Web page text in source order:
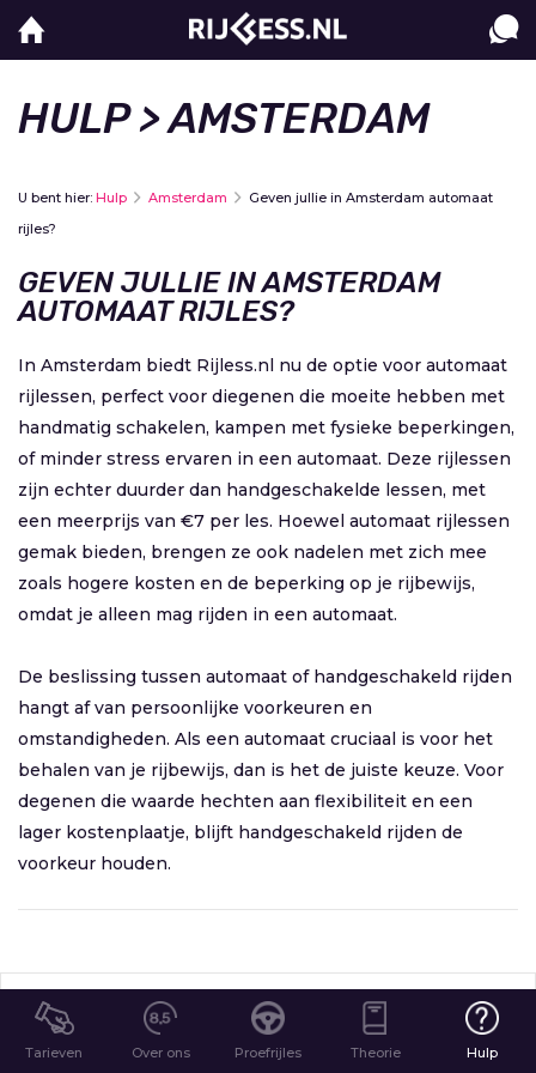
HULP> AMSTERDAM
U bent hier: Hulp Amsterdam
Geven jullie in Amsterdam automaat
rijles?
GEVEN JULLIE IN AMSTERDAM
AUTOMAAT RIJLES?
In Amsterdam biedt Rijless.nl nu de optie voor automaat
rijlessen, perfect voor diegenen die moeite hebben met
handmatig schakelen, kampen met fysieke beperkingen,
of minder stress ervaren in een automaat. Deze rijlessen
zijn echter duurder dan handgeschakelde lessen, met
een meerprijs van €7 per les. Hoewel automaat rijlessen
gemak bieden, brengen ze ook nadelen met zich mee
zoals hogere kosten en de beperking op je rijbewijs,
omdat je alleen mag rijden in een automaat.
De beslissing tussen automaat of handgeschakeld rijden
hangt af van persoonlijke voorkeuren en
omstandigheden. Als een automaat cruciaal is voor het
behalen van je rijbewijs, dan is het de juiste keuze. Voor
degenen die waarde hechten aan flexibiliteit en een
lager kostenplaatje, blijft handgeschakeld rijden de
voorkeur houden.
PLAN JE GRATIS PROEFRIJLES
Tarieven Over ons Proefrijles Theorie Hulp